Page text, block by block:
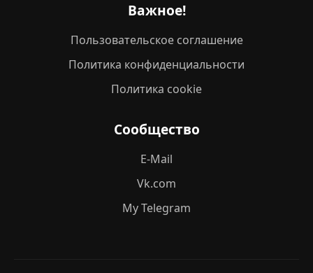
Важное!
Пользовательское соглашение
Политика конфиденциальности
Политика cookie
Сообщество
E-Mail
Vk.com
My Telegram